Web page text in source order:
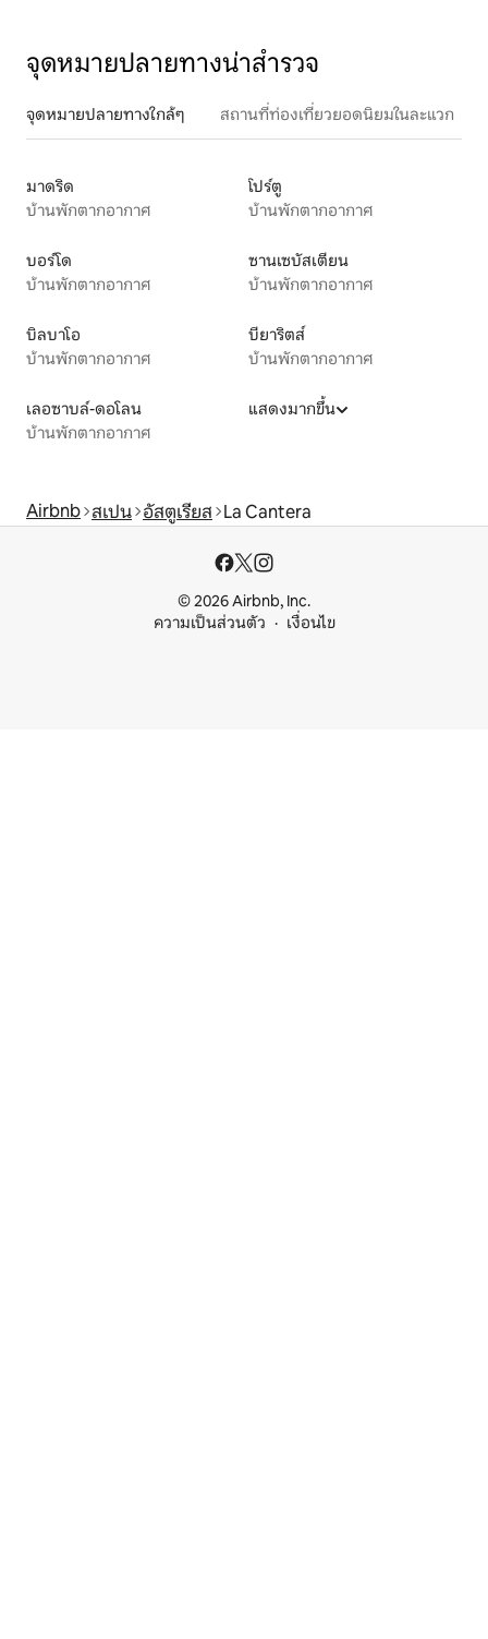
จุดหมายปลายทางน่าสำรวจ
จุดหมายปลายทางใกล้ๆ สถานที่ท่องเที่ยวยอดนิยมในละแวก
มาดริด
บ้านพักตากอากาศ
โปร์ตู
บ้านพักตากอากาศ
บอร์โด
บ้านพักตากอากาศ
ซานเซบัสเตียน
บ้านพักตากอากาศ
บิลบาโอ
บ้านพักตากอากาศ
บียาริตส์
บ้านพักตากอากาศ
เลอซาบล์-ดอโลน
บ้านพักตากอากาศ
แสดงมากขึ้น
Airbnb สเปน อัสตูเรียส La Cantera
© 2026 Airbnb, Inc.
ความเป็นส่วนตัว
เงื่อนไข